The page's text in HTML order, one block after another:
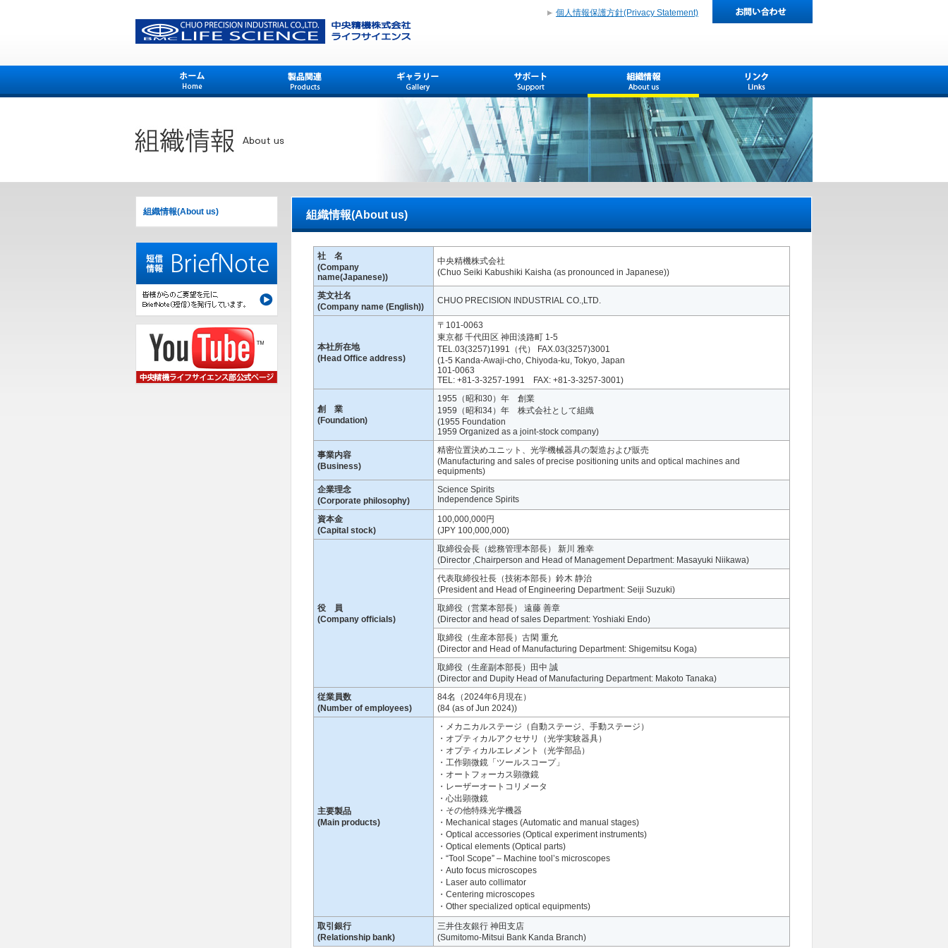
個人情報保護方針(Privacy Statement)
組織情報(About us)
社 名
(Company
name(Japanese))
中央精機株式会社
(Chuo Seiki Kabushiki Kaisha (as pronounced in Japanese))
英文社名
(Company name (English))
CHUO PRECISION INDUSTRIAL CO.,LTD.
本社所在地
(Head Office address)
〒101-0063
東京都 千代田区 神田淡路町 1-5
TEL.03(3257)1991（代） FAX.03(3257)3001
(1-5 Kanda-Awaji-cho, Chiyoda-ku, Tokyo, Japan
101-0063
TEL: +81-3-3257-1991 FAX: +81-3-3257-3001)
創 業
(Foundation)
1955（昭和30）年 創業
1959（昭和34）年 株式会社として組織
(1955 Foundation
1959 Organized as a joint-stock company)
事業内容
(Business)
精密位置決めユニット、光学機械器具の製造および販売
(Manufacturing and sales of precise positioning units and optical machines and
equipments)
企業理念
(Corporate philosophy)
Science Spirits
Independence Spirits
資本金
(Capital stock)
100,000,000円
(JPY 100,000,000)
役 員
(Company officials)
取締役会長（総務管理本部長） 新川 雅幸
(Director ,Chairperson and Head of Management Department: Masayuki Niikawa)
代表取締役社長（技術本部長）鈴木 静治
(President and Head of Engineering Department: Seiji Suzuki)
取締役（営業本部長） 遠藤 善章
(Director and head of sales Department: Yoshiaki Endo)
取締役（生産本部長）古閑 重允
(Director and Head of Manufacturing Department: Shigemitsu Koga)
取締役（生産副本部長）田中 誠
(Director and Dupity Head of Manufacturing Department: Makoto Tanaka)
従業員数
(Number of employees)
84名（2024年6月現在）
(84 (as of Jun 2024))
主要製品
(Main products)
・メカニカルステージ（自動ステージ、手動ステージ）
・オプティカルアクセサリ（光学実験器具）
・オプティカルエレメント（光学部品）
・工作顕微鏡「ツールスコープ」
・オートフォーカス顕微鏡
・レーザーオートコリメータ
・心出顕微鏡
・その他特殊光学機器
・Mechanical stages (Automatic and manual stages)
・Optical accessories (Optical experiment instruments)
・Optical elements (Optical parts)
・“Tool Scope” – Machine tool’s microscopes
・Auto focus microscopes
・Laser auto collimator
・Centering microscopes
・Other specialized optical equipments)
取引銀行
(Relationship bank)
三井住友銀行 神田支店
(Sumitomo-Mitsui Bank Kanda Branch)
組織情報(About us)